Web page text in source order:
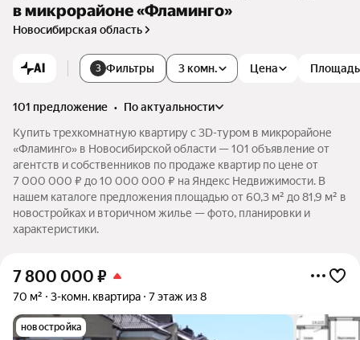
в микрорайоне «Фламинго»
Новосибирская область
AI 3 Фильтры 3 комн. Цена Площадь
101 предложение •
по актуальности
Купить трехкомнатную квартиру c 3D-туром в микрорайоне
«Фламинго» в Новосибирской области — 101 объявление от
агентств и собственников по продаже квартир по цене от
7 000 000 ₽ до 10 000 000 ₽ на Яндекс Недвижимости. В
нашем каталоге предложения площадью от 60,3 м² до 81,9 м² в
новостройках и вторичном жилье — фото, планировки и
характеристики.
7 800 000 ₽
70 м² 3-комн. квартира 7 этаж из 8
новостройка